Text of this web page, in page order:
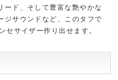
ード、そして豊富な艶やかな
ジサウンドなど、このタフで
セサイザー作り出せます。